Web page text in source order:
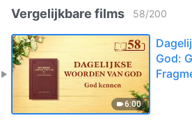
Vergelijkbare films 58/200
6:00
God: